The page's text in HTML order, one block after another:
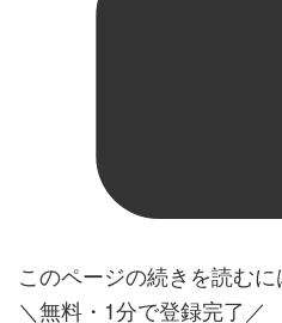
このページの続きを読む
＼無料・1分で登録完了／